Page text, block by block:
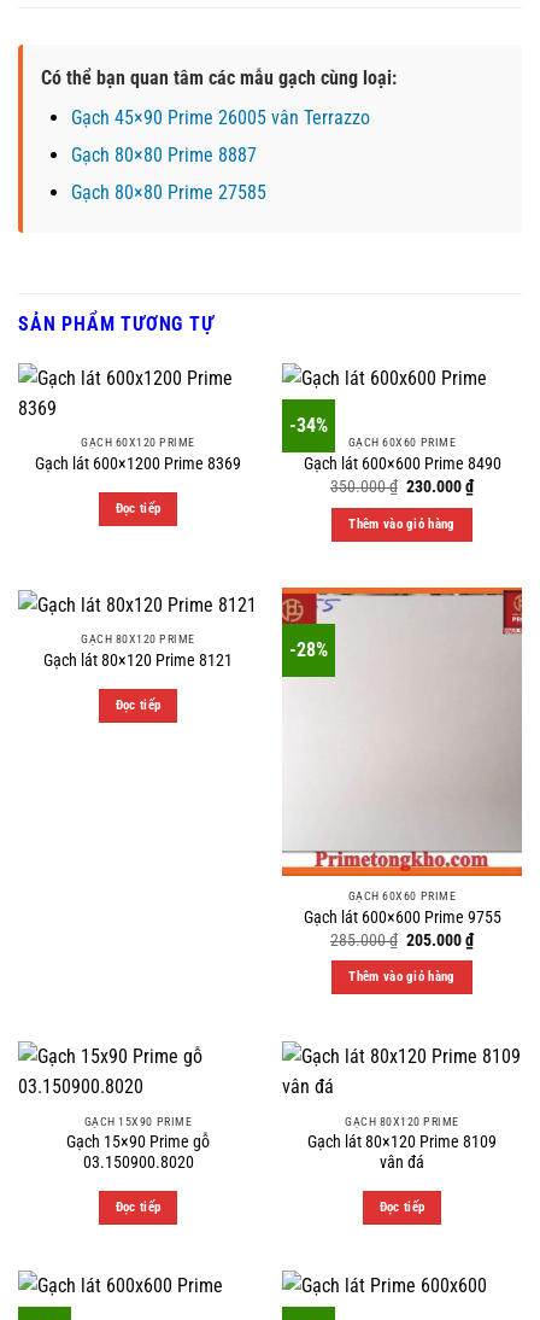
Có thể bạn quan tâm các mẫu gạch cùng loại:
Gạch 45×90 Prime 26005 vân Terrazzo
Gạch 80×80 Prime 8887
Gạch 80×80 Prime 27585
SẢN PHẨM TƯƠNG TỰ
GẠCH 60X120 PRIME
Gạch lát 600×1200 Prime 8369
Đọc tiếp
-34%
GẠCH 60X60 PRIME
Gạch lát 600×600 Prime 8490
350.000₫ Original
was:
350.000 ₫.
230.000₫Current
price
Thêm vào giỏ hàng
GẠCH 80X120 PRIME
Gạch lát 80×120 Prime 8121
Đọc tiếp
-28%
GẠCH 60X60 PRIME
Gạch lát 600×600 Prime 9755
285.000₫ Original
was:
285.000 ₫.
205.000₫Current
price
Thêm vào giỏ hàng
GẠCH 15X90 PRIME
Gạch 15×90 Prime gỗ
03.150900.8020
Đọc tiếp
GẠCH 80X120 PRIME
Gạch lát 80×120 Prime 8109
vân đá
Đọc tiếp